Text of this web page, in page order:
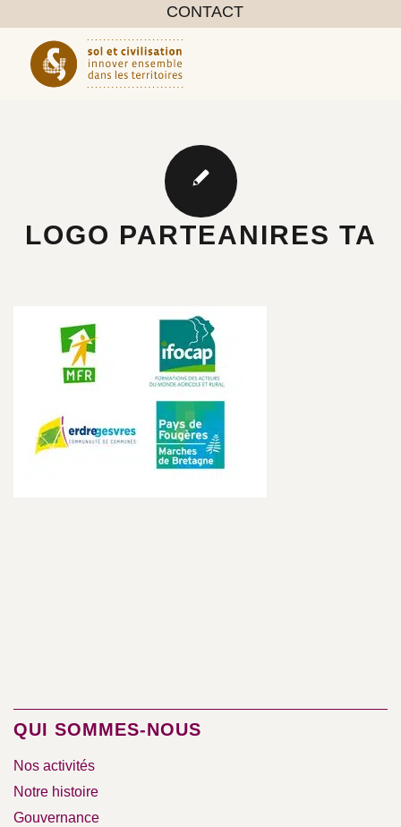
CONTACT
LOGO PARTEANIRES TA
QUI SOMMES-NOUS
Nos activités
Notre histoire
Gouvernance